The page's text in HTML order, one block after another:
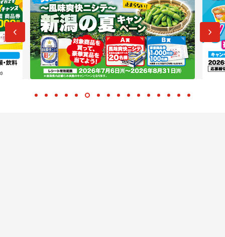
前へ 次へ